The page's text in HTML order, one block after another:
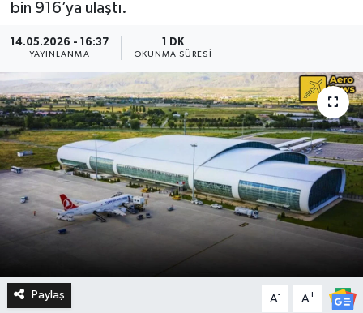
bin 916’ya ulaştı.
14.05.2026 - 16:37
YAYINLANMA
1 DK
OKUNMA SÜRESI
Paylaş A- A+